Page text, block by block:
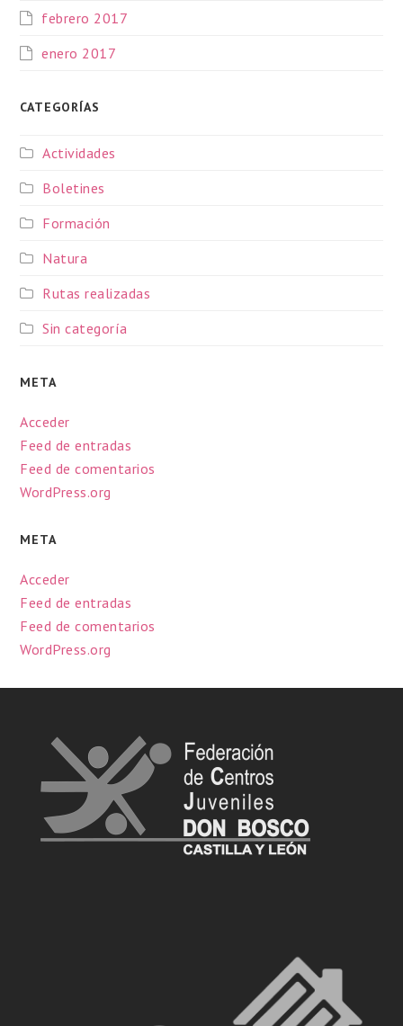
febrero 2017
enero 2017
CATEGORÍAS
Actividades
Boletines
Formación
Natura
Rutas realizadas
Sin categoría
META
Acceder
Feed de entradas
Feed de comentarios
WordPress.org
META
Acceder
Feed de entradas
Feed de comentarios
WordPress.org